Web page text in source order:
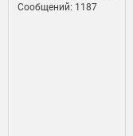
Сообщений: 1187